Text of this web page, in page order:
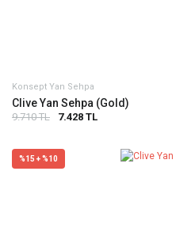
Konsept Yan Sehpa
Clive Yan Sehpa (Gold)
9.710 TL 7.428 TL
%15 + %10